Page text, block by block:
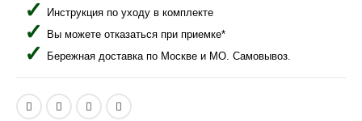
Инструкция по уходу в комплекте
Вы можете отказаться при приемке*
Бережная доставка по Москве и МО. Самовывоз.